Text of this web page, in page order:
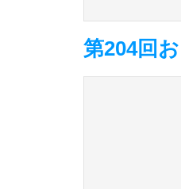
第204回